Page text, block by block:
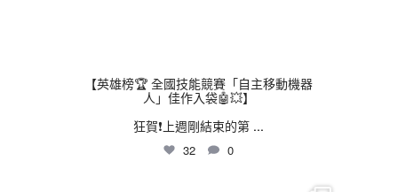
【英雄榜🏆 全國技能競賽「自主移動機器
人」佳作入袋🤖💥】
狂賀❗上週剛結束的第 ...
32 0